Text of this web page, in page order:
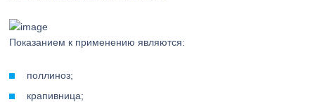
Показанием к применению являются:
поллиноз;
крапивница;